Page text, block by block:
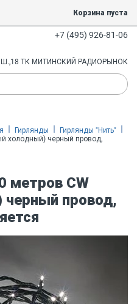
Корзина пуста
+7 (495) 926-81-06
ТК МИТИНСКИЙ РАДИОРЫНОК
Гирлянды
Гирлянды "Нить"
холодный) черный провод,
метров CW
провод,